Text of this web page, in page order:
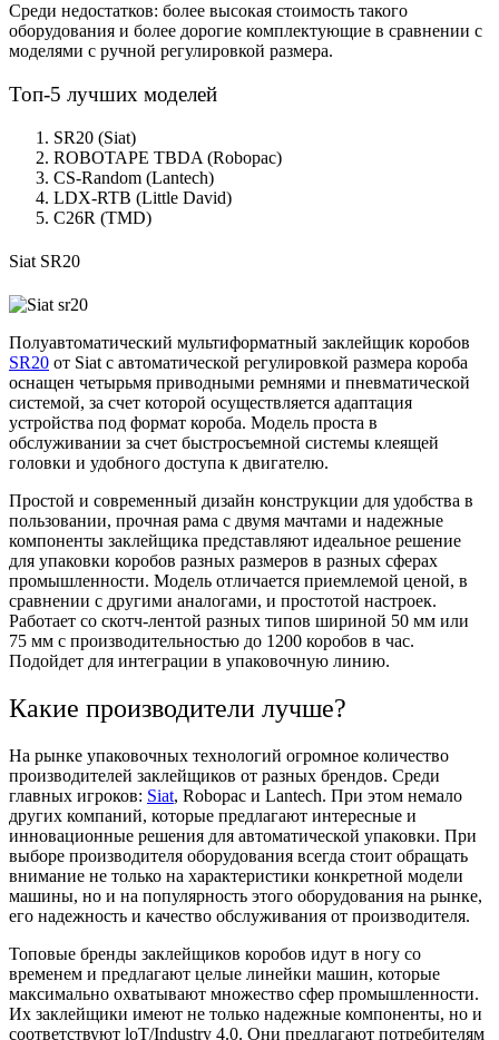
Среди недостатков: более высокая стоимость такого
оборудования и более дорогие комплектующие в сравнении с
моделями с ручной регулировкой размера.
Топ-5 лучших моделей
SR20 (Siat)
ROBOTAPE TBDA (Robopac)
CS-Random (Lantech)
LDX-RTB (Little David)
C26R (TMD)
Siat SR20
Полуавтоматический мультиформатный заклейщик коробов
SR20 от Siat с автоматической регулировкой размера короба
оснащен четырьмя приводными ремнями и пневматической
системой, за счет которой осуществляется адаптация
устройства под формат короба. Модель проста в
обслуживании за счет быстросъемной системы клеящей
головки и удобного доступа к двигателю.
Простой и современный дизайн конструкции для удобства в
пользовании, прочная рама с двумя мачтами и надежные
компоненты заклейщика представляют идеальное решение
для упаковки коробов разных размеров в разных сферах
промышленности. Модель отличается приемлемой ценой, в
сравнении с другими аналогами, и простотой настроек.
Работает со скотч-лентой разных типов шириной 50 мм или
75 мм с производительностью до 1200 коробов в час.
Подойдет для интеграции в упаковочную линию.
Какие производители лучше?
На рынке упаковочных технологий огромное количество
производителей заклейщиков от разных брендов. Среди
главных игроков: Siat, Robopac и Lantech. При этом немало
других компаний, которые предлагают интересные и
инновационные решения для автоматической упаковки. При
выборе производителя оборудования всегда стоит обращать
внимание не только на характеристики конкретной модели
машины, но и на популярность этого оборудования на рынке,
его надежность и качество обслуживания от производителя.
Топовые бренды заклейщиков коробов идут в ногу со
временем и предлагают целые линейки машин, которые
максимально охватывают множество сфер промышленности.
Их заклейщики имеют не только надежные компоненты, но и
соответствуют loT/Industry 4.0. Они предлагают потребителям